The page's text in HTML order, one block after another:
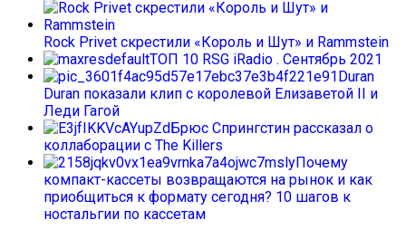
Rock Privet скрестили «Король и Шут» и Rammstein
ТОП 10 RSG iRadio . Сентябрь 2021
Duran
Duran показали клип с королевой Елизаветой II и
Леди Гагой
Брюс Спрингстин рассказал о
коллаборации с The Killers
Почему
компакт-кассеты возвращаются на рынок и как
приобщиться к формату сегодня? 10 шагов к
ностальгии по кассетам